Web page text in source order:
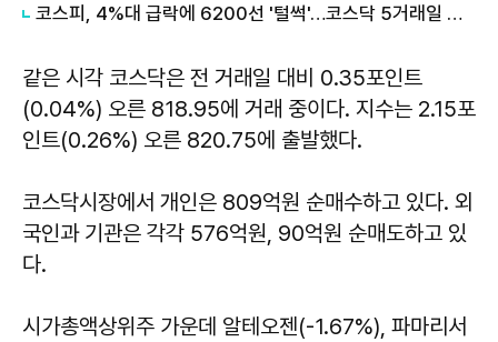
코스피, 4%대 급락에 6200선 '털썩'…코스닥 5거래일 째 ↑
같은 시각 코스닥은 전 거래일 대비 0.35포인트
(0.04%) 오른 818.95에 거래 중이다. 지수는 2.15포
인트(0.26%) 오른 820.75에 출발했다.
코스닥시장에서 개인은 809억원 순매수하고 있다. 외
국인과 기관은 각각 576억원, 90억원 순매도하고 있
다.
시가총액상위주 가운데 알테오젠(-1.67%), 파마리서